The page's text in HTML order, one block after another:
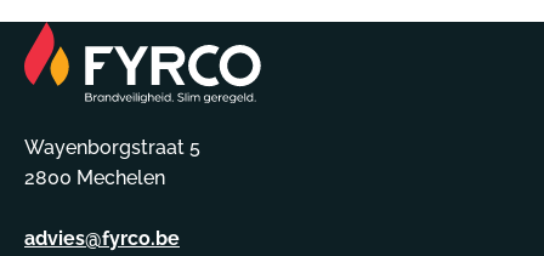
Wayenborgstraat 5
2800 Mechelen
advies@fyrco.be